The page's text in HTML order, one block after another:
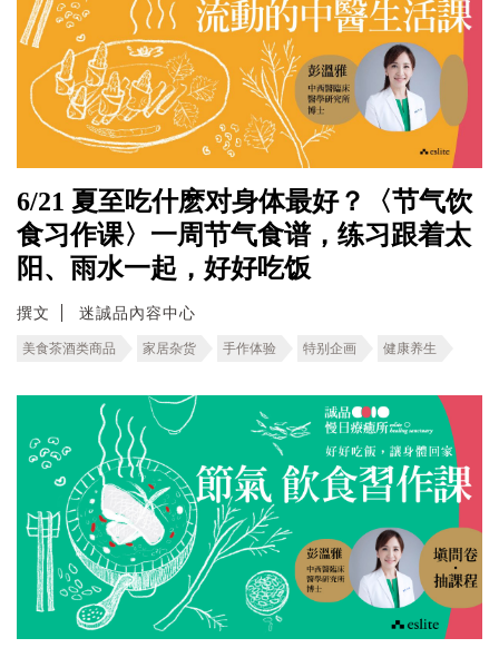
6/21 夏至吃什麽对身体最好？〈节气饮
食习作课〉一周节气食谱，练习跟着太
阳、雨水一起，好好吃饭
撰文 迷誠品內容中心
美食茶酒类商品 家居杂货 手作体验 特别企画 健康养生